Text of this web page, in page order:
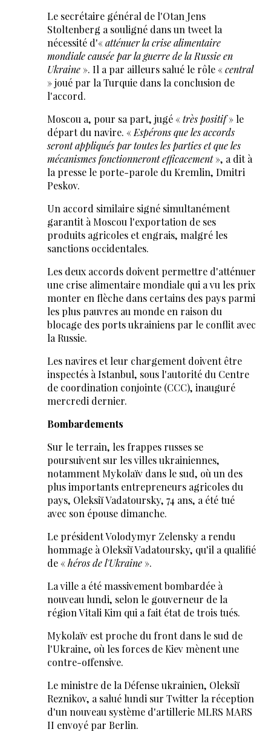
Le secrétaire général de l'Otan Jens
Stoltenberg a souligné dans un tweet la
nécessité d'«atténuer la crise alimentaire
mondiale causée par la guerre de la Russie en
Ukraine». Il a par ailleurs salué le rôle «central
» joué par la Turquie dans la conclusion de
l'accord.
Moscou a, pour sa part, jugé «très positif» le
départ du navire. « Espérons que les accords
seront appliqués par toutes les parties et que les
mécanismes fonctionneront efficacement», a dit à
la presse le porte-parole du Kremlin, Dmitri
Peskov.
Un accord similaire signé simultanément
garantit à Moscou l'exportation de ses
produits agricoles et engrais, malgré les
sanctions occidentales.
Les deux accords doivent permettre d'atténuer
une crise alimentaire mondiale qui a vu les prix
monter en flèche dans certains des pays parmi
les plus pauvres au monde en raison du
blocage des ports ukrainiens par le conflit avec
la Russie.
Les navires et leur chargement doivent être
inspectés à Istanbul, sous l'autorité du Centre
de coordination conjointe (CCC), inauguré
mercredi dernier.
Bombardements
Sur le terrain, les frappes russes se
poursuivent sur les villes ukrainiennes,
notamment Mykolaïv dans le sud, où un des
plus importants entrepreneurs agricoles du
pays, Oleksiï Vadatoursky, 74 ans, a été tué
avec son épouse dimanche.
Le président Volodymyr Zelensky a rendu
hommage à Oleksiï Vadatoursky, qu'il a qualifié
de «héros de l'Ukraine».
La ville a été massivement bombardée à
nouveau lundi, selon le gouverneur de la
région Vitali Kim qui a fait état de trois tués.
Mykolaïv est proche du front dans le sud de
l'Ukraine, où les forces de Kiev mènent une
contre-offensive.
Le ministre de la Défense ukrainien, Oleksiï
Reznikov, a salué lundi sur Twitter la réception
d'un nouveau système d'artillerie MLRS MARS
II envoyé par Berlin.